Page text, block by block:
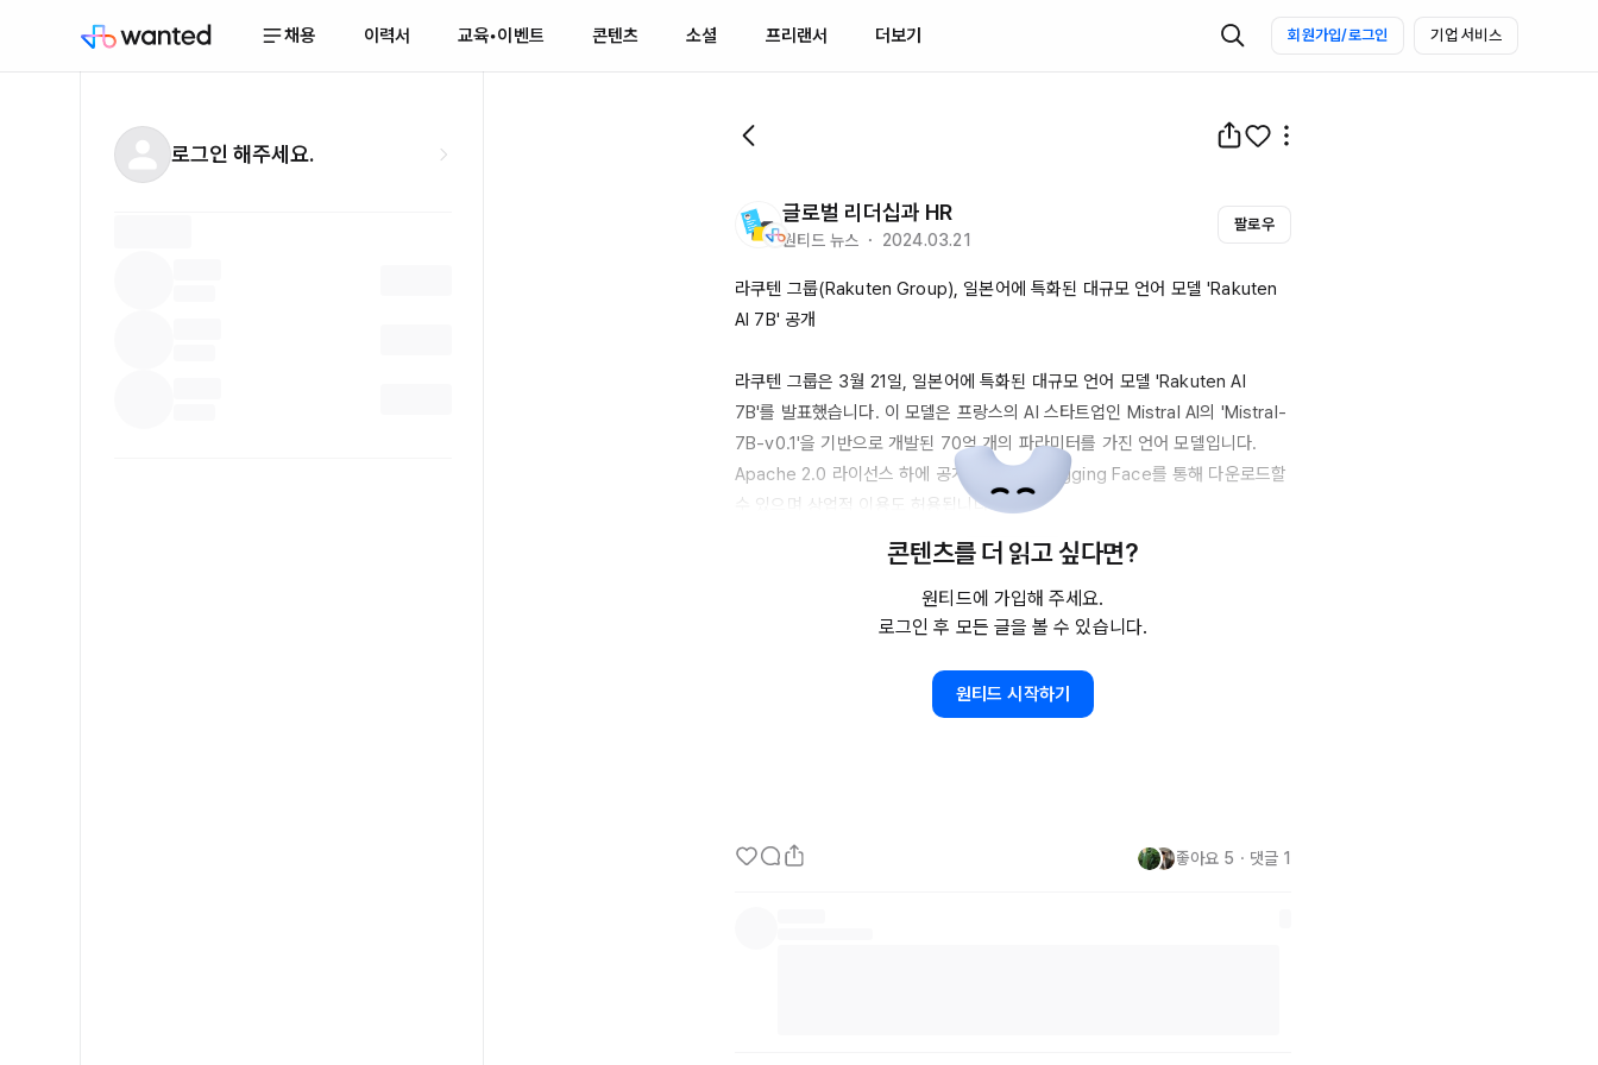
채용 이력서 교육•이벤트 콘텐츠 소셜 프리랜서 더보기 회원가입/로그인 기업 서비스
로그인 해주세요.
글로벌 리더십과 HR
원티드 뉴스 ・ 2024.03.21
팔로우
라쿠텐 그룹(Rakuten Group), 일본어에 특화된 대규모 언어 모델 'Rakuten
AI 7B' 공개
라쿠텐 그룹은 3월 21일, 일본어에 특화된 대규모 언어 모델 'Rakuten
7B'를 발표했습니다. 이 모델은 프랑스의 AI 스타트업인 Mistral AI의 'Mistral-
7B-v0.1'을 기반으로 개발된 70억
Apache 2.0 라이선스 하에 공개되었으며, Hugging Face를 통해 다운로드할
수 있으며 상업적 이용도 허용됩니다.
또한, 라쿠텐 그룹은 인스트럭션 튜닝(파인튜닝의 일종)이 적용된 '
그를 기반으로 한 챗봇 모델 ' Rakuten
공개했습니다. 이러한 모델들도 Apache 2.0 라이선스로 제공됩니다.
Mistral-7B-v0.1을 기반으로하여 인터넷 상의 일본어 및 영어
데이터를 사용하여 반복적으로 사전 학습되었습니다. 라쿠텐 그룹은 내부 필터
콘텐츠를 더 읽고 싶다면?
원티드에 가입해 주세요.
로그인 후 모든 글을 볼 수 있습니다.
원티드 시작하기
좋아요 5 ・ 댓글 1